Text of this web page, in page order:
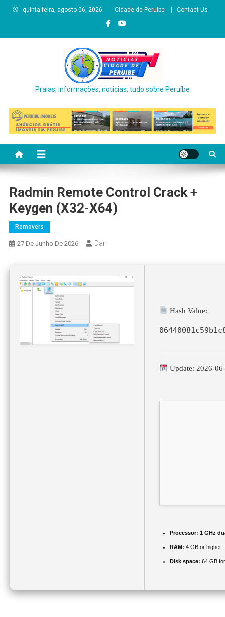
quinta-feira, agosto 06, 2026 Cidade de Peruíbe Contact Us
Praias, informações, noticias, tudo sobre Peruíbe
Radmin Remote Control Crack +
Keygen (x32-X64)
Removers
27 De Junho De 2026 Dan
Hash Value:
Update: 2026-
Processor: 1 GHz
RAM: 4 GB or higher
Disk space: 64 GB